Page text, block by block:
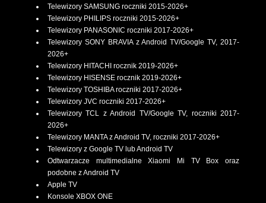
Telewizory SAMSUNG roczniki 2015-2026+
Telewizory PHILIPS roczniki 2015-2026+
Telewizory PANASONIC roczniki 2017-2026+
Telewizory SONY BRAVIA z Android TV/Google TV, 2017-
2026+
Telewizory HITACHI rocznik 2019-2026+
Telewizory HISENSE rocznik 2019-2026+
Telewizory TOSHIBA roczniki 2017-2026+
Telewizory JVC roczniki 2017-2026+
Telewizory TCL z Android TV/Google TV, roczniki 2017-
2026+
Telewizory MANTA z Android TV, roczniki 2017-2026+
Telewizory z Google TV lub Android TV
Odtwarzacze multimedialne Xiaomi Mi TV Box oraz
podobne z Android TV
Apple TV
Konsole XBOX ONE